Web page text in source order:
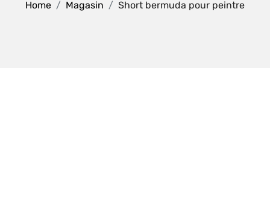
Home Magasin Short bermuda pour peintre